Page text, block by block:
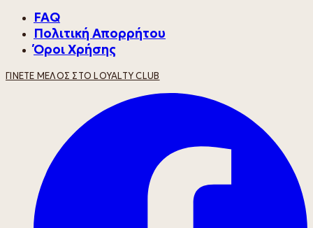
FAQ
Πολιτική Απορρήτου
Όροι Χρήσης
ΓΊΝΕΤΕ ΜΈΛΟΣ ΣΤΟ LOYALTY CLUB